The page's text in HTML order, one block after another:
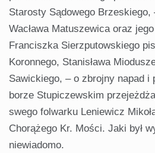
Starosty Sądowego Brzeskiego,
Wacława Matuszewica oraz
Franciszka Sierzputowskiego
Koronnego, Stanisława
Sawickiego, – o zbrojny napad i
borze Stupiczewskim
swego folwarku Leniewicz
Chorążego Kr. Mości. Jaki był
niewiadomo.